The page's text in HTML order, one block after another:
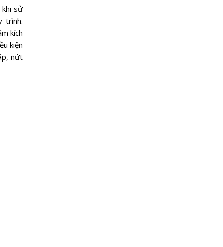
khi sử
trình.
kích
kiện
nứt